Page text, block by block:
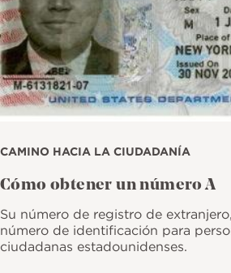
CAMINO HACIA LA CIUDADANÍA
Cómo obtener un número A
Su número de registro de
número de identificación para
ciudadanas estadounidenses.